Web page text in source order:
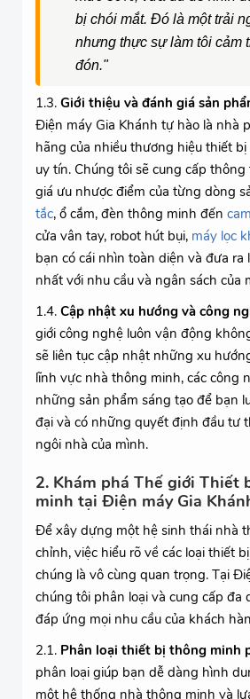
bị chói mắt. Đó là một trải
nhưng thực sự làm tôi cảm
đón."
1.3. Giới thiệu và đánh giá sản
Điện máy Gia Khánh tự hào là nhà
hãng của nhiều thương hiệu thiết
uy tín. Chúng tôi sẽ cung cấp
giá ưu nhược điểm của từng dòng
tắc, ổ cắm, đèn thông minh đến
cửa vân tay, robot hút bụi, máy lọc
bạn có cái nhìn toàn diện và đưa ra
nhất với nhu cầu và ngân sách của
1.4. Cập nhật xu hướng và công
giới công nghệ luôn vận động
sẽ liên tục cập nhật những xu
lĩnh vực nhà thông minh, các công
những sản phẩm sáng tạo để bạn
đại và có những quyết định đầu tư
ngôi nhà của mình.
2. Khám phá Thế giới Thiết
minh tại Điện máy Gia
Để xây dựng một hệ sinh thái nhà
chỉnh, việc hiểu rõ về các loại thiết
chúng là vô cùng quan trọng. Tại
chúng tôi phân loại và cung cấp đa
đáp ứng mọi nhu cầu của khách
2.1. Phân loại thiết bị thông minh
phân loại giúp bạn dễ dàng hình
một hệ thống nhà thông minh và